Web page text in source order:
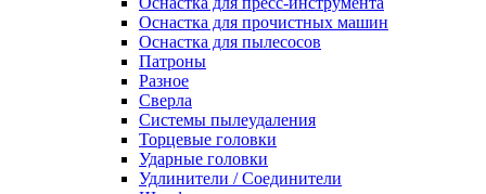
Оснастка для прочистных машин
Оснастка для пылесосов
Патроны
Разное
Сверла
Системы пылеудаления
Торцевые головки
Ударные головки
Удлинители / Соединители